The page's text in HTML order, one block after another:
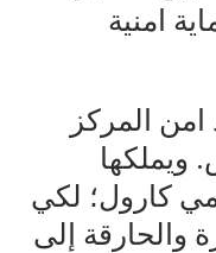
امنية
امن المركز
كارول؛ لكي
والحارقة إلى